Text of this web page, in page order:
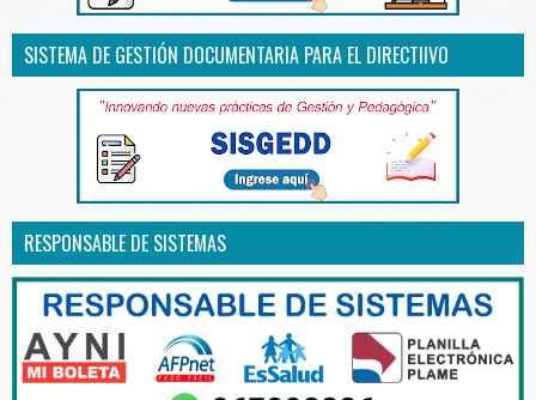
SISTEMA DE GESTIÓN DOCUMENTARIA PARA EL DIRECTIIVO
RESPONSABLE DE SISTEMAS